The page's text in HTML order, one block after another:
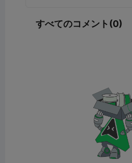
すべてのコメント(0)